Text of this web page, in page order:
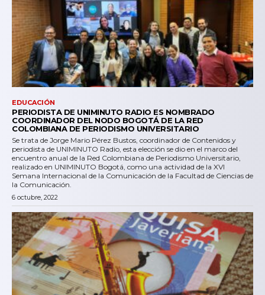
EDUCACIÓN
PERIODISTA DE UNIMINUTO RADIO ES NOMBRADO
COORDINADOR DEL NODO BOGOTÁ DE LA RED
COLOMBIANA DE PERIODISMO UNIVERSITARIO
Se trata de Jorge Mario Pérez Bustos, coordinador de Contenidos y
periodista de UNIMINUTO Radio, esta elección se dio en el marco del
encuentro anual de la Red Colombiana de Periodismo Universitario,
realizado en UNIMINUTO Bogotá, como una actividad de la XVI
Semana Internacional de la Comunicación de la Facultad de Ciencias de
la Comunicación.
6 octubre, 2022